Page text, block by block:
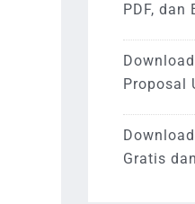
PDF, dan
Proposal
Gratis